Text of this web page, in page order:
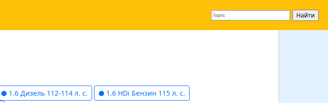
⬢ 1.6 Дизель 112-114 л. с.
⬢ 1.6 HDi Бензин 115 л. с.